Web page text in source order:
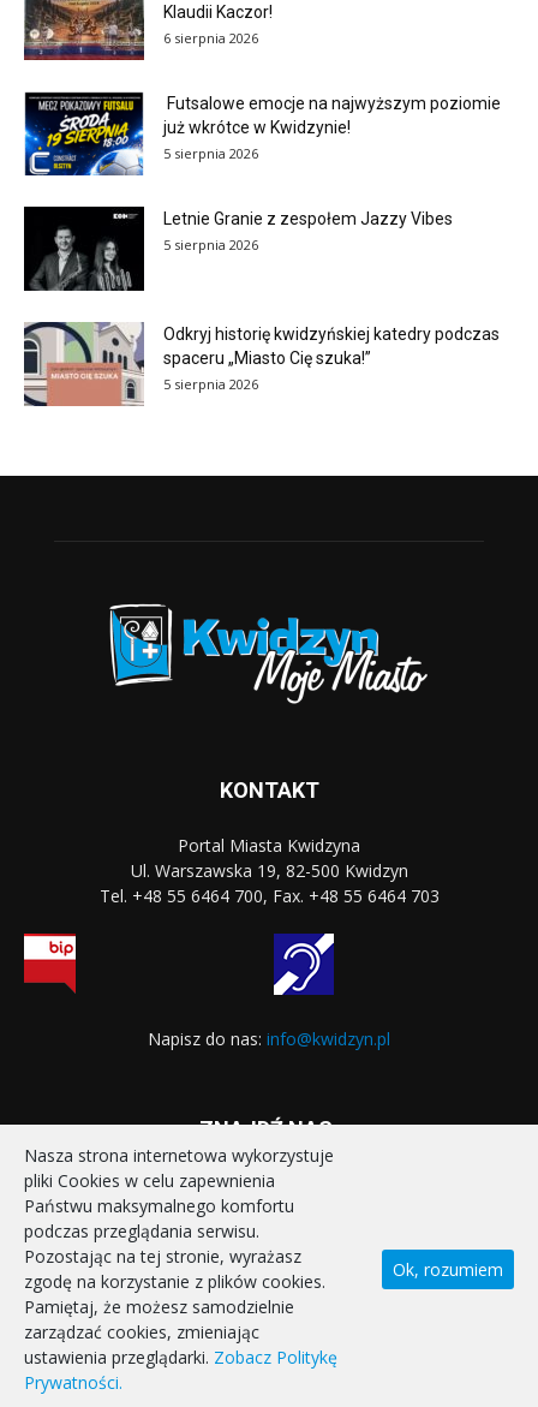
Klaudii Kaczor!
6 sierpnia 2026
Futsalowe emocje na najwyższym poziomie
już wkrótce w Kwidzynie!
5 sierpnia 2026
Letnie Granie z zespołem Jazzy Vibes
5 sierpnia 2026
Odkryj historię kwidzyńskiej katedry podczas
spaceru „Miasto Cię szuka!”
5 sierpnia 2026
KONTAKT
Portal Miasta Kwidzyna
Ul. Warszawska 19, 82-500 Kwidzyn
Tel. +48 55 6464 700, Fax. +48 55 6464 703
Napisz do nas: info@kwidzyn.pl
ZNAJDŹ NAS:
STRONA GŁÓWNA
REALIZOWANE PROJEKTY
POLITYKA PRYWATNOŚCI
DEKLARACJA DOSTĘPNOŚCI
KONTAKT
Nasza strona internetowa wykorzystuje
pliki Cookies w celu zapewnienia
Państwu maksymalnego komfortu
podczas przeglądania serwisu.
Pozostając na tej stronie, wyrażasz
zgodę na korzystanie z plików cookies.
Pamiętaj, że możesz samodzielnie
zarządzać cookies, zmieniając
ustawienia przeglądarki. Zobacz Politykę
Prywatności.
Ok, rozumiem